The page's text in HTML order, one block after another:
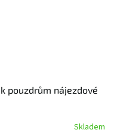
pouzdrům nájezdové
Skladem